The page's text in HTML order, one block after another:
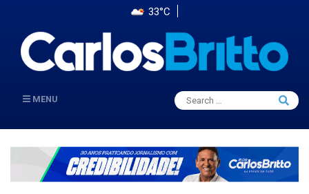
33°C
MENU
Search
for:
Search